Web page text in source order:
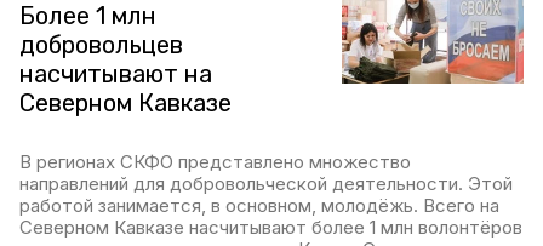
Более 1 млн
добровольцев
насчитывают на
Северном Кавказе
В регионах СКФО представлено множество
направлений для добровольческой деятельности. Этой
работой занимается, в основном, молодёжь. Всего на
Северном Кавказе насчитывают более 1 млн волонтёров